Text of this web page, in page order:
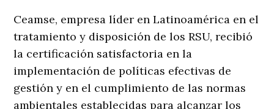
Ceamse, empresa líder en Latinoamérica en el
tratamiento y disposición de los RSU, recibió
la certificación satisfactoria en la
implementación de políticas efectivas de
gestión y en el cumplimiento de las normas
ambientales establecidas para alcanzar los